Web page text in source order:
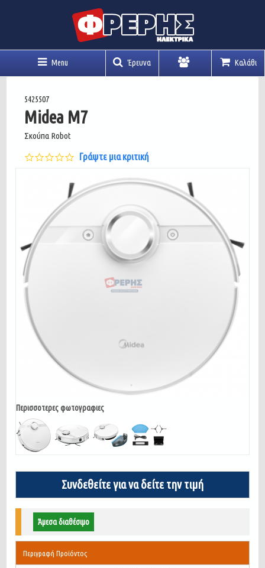
Menu Έρευνα Καλάθι
5425507
Midea M7
Σκούπα Robot
0.0
star
Γράψτε μια κριτική
Περισσοτερες φωτογραφιες
Συνδεθείτε για να δείτε την τιμή
Άμεσα διαθέσιμο
Περιγραφή Προϊόντος